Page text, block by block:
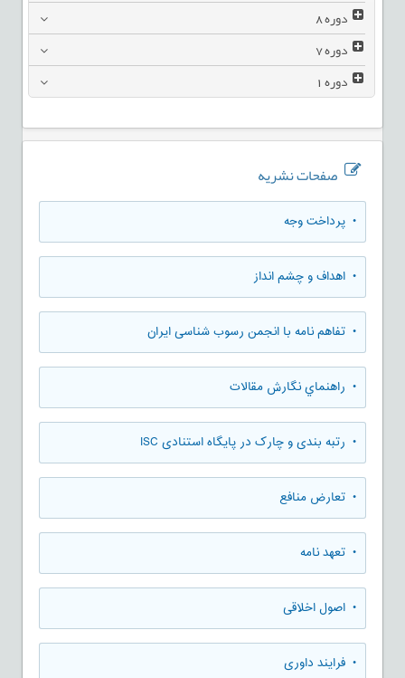
دوره8
دوره7
دوره1
صفحات نشریه
• پرداخت وجه
• اهداف و چشم انداز
• تفاهم نامه با انجمن رسوب شناسی ایران
• راهنماي نگارش مقالات
• رتبه بندی و چارک در پایگاه استنادی ISC
• تعارض منافع
• تعهد نامه
• اصول اخلاقی
• فرایند داوری